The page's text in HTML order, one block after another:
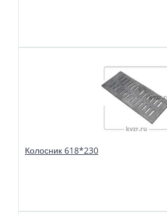
Колосники чугунные 618*230 (А) применяются
твердотопливных водогрейных и паровых
топке устойчивый слой горящего топлива,
колосников собираются колосниковые
Колосник 618*230